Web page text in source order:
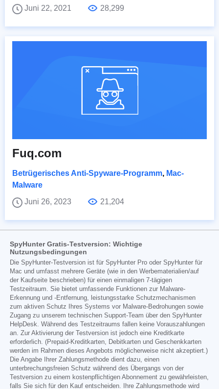
Juni 22, 2021
28,299
Fuq.com
Betrügerisches Anti-Spyware-Programm, Mac-
Malware
Juni 26, 2023
21,204
SpyHunter Gratis-Testversion: Wichtige
Nutzungsbedingungen
Die SpyHunter-Testversion ist für SpyHunter Pro oder SpyHunter für
Mac und umfasst mehrere Geräte (wie in den Werbematerialien/auf
der Kaufseite beschrieben) für einen einmaligen 7-tägigen
Testzeitraum. Sie bietet umfassende Funktionen zur Malware-
Erkennung und -Entfernung, leistungsstarke Schutzmechanismen
zum aktiven Schutz Ihres Systems vor Malware-Bedrohungen sowie
Zugang zu unserem technischen Support-Team über den SpyHunter
HelpDesk. Während des Testzeitraums fallen keine Vorauszahlungen
an. Zur Aktivierung der Testversion ist jedoch eine Kreditkarte
erforderlich. (Prepaid-Kreditkarten, Debitkarten und Geschenkkarten
werden im Rahmen dieses Angebots möglicherweise nicht akzeptiert.)
Die Angabe Ihrer Zahlungsmethode dient dazu, einen
unterbrechungsfreien Schutz während des Übergangs von der
Testversion zu einem kostenpflichtigen Abonnement zu gewährleisten,
falls Sie sich für den Kauf entscheiden. Ihre Zahlungsmethode wird